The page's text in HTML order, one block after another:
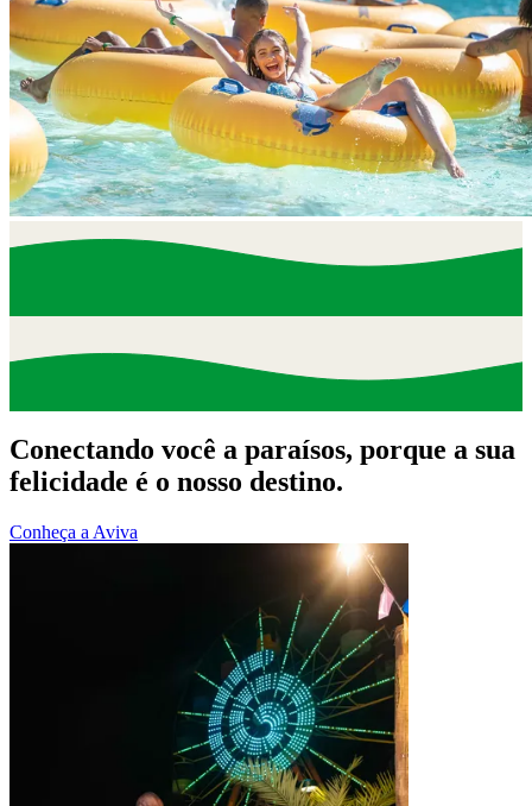
Conectando você a paraísos, porque a sua
felicidade é o nosso destino.
Conheça a Aviva